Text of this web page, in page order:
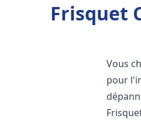
Frisquet
Vous
pour